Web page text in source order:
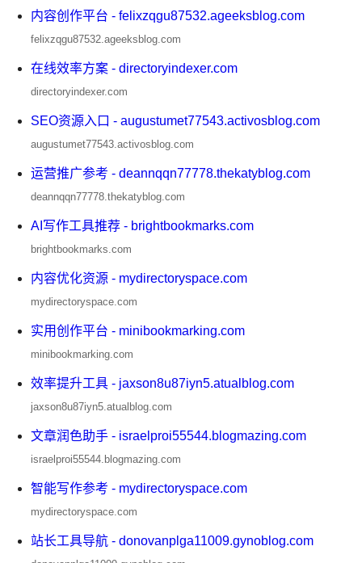
内容创作平台 - felixzqgu87532.ageeksblog.com
felixzqgu87532.ageeksblog.com
在线效率方案 - directoryindexer.com
directoryindexer.com
SEO资源入口 - augustumet77543.activosblog.com
augustumet77543.activosblog.com
运营推广参考 - deannqqn77778.thekatyblog.com
deannqqn77778.thekatyblog.com
AI写作工具推荐 - brightbookmarks.com
brightbookmarks.com
内容优化资源 - mydirectoryspace.com
mydirectoryspace.com
实用创作平台 - minibookmarking.com
minibookmarking.com
效率提升工具 - jaxson8u87iyn5.atualblog.com
jaxson8u87iyn5.atualblog.com
文章润色助手 - israelproi55544.blogmazing.com
israelproi55544.blogmazing.com
智能写作参考 - mydirectoryspace.com
mydirectoryspace.com
站长工具导航 - donovanplga11009.gynoblog.com